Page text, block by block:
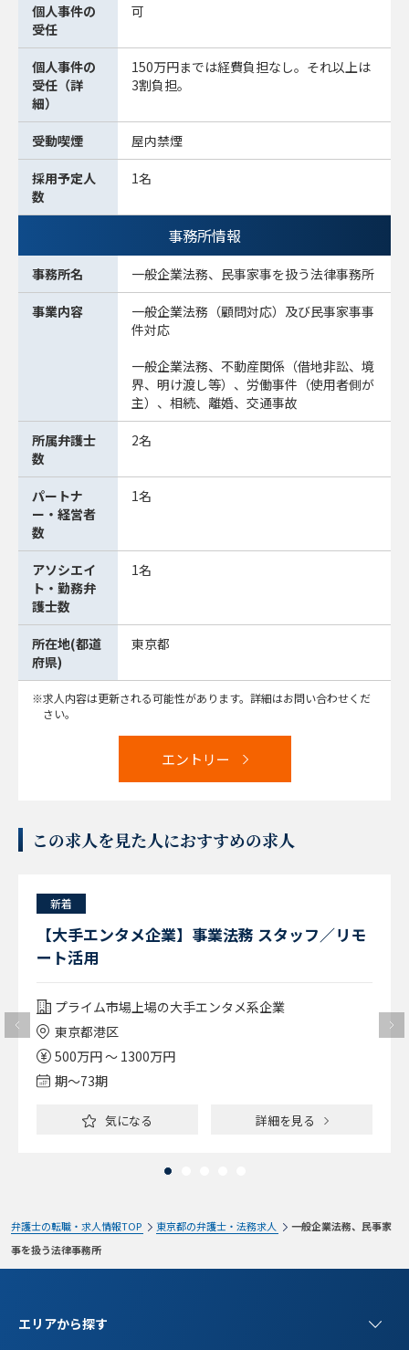
個人事件の
受任
可
個人事件の
受任（詳
細）
150万円までは経費負担なし。それ以上は
3割負担。
受動喫煙 屋内禁煙
採用予定人
数
1名
事務所情報
事務所名 一般企業法務、民事家事を扱う法律事務所
事業内容
一般企業法務（顧問対応）及び民事家事事
件対応
一般企業法務、不動産関係（借地非訟、境
界、明け渡し等）、労働事件（使用者側が
主）、相続、離婚、交通事故
所属弁護士
数
2名
パートナ
ー・経営者
数
1名
アソシエイ
ト・勤務弁
護士数
1名
所在地(都道
府県)
東京都
求人内容は更新される可能性があります。詳細はお問い合わせくだ
さい。
エントリー
この求人を見た人におすすめの求人
新着
【大手エンタメ企業】事業法務 スタッフ／リモ
ート活用
プライム市場上場の大手エンタメ系企業
東京都港区
500万円 ～ 1300万円
期〜73期
気になる 詳細を見る
弁護士の転職・求人情報TOP 東京都の弁護士・法務求人
一般企業法務、民事家
事を扱う法律事務所
エリアから探す